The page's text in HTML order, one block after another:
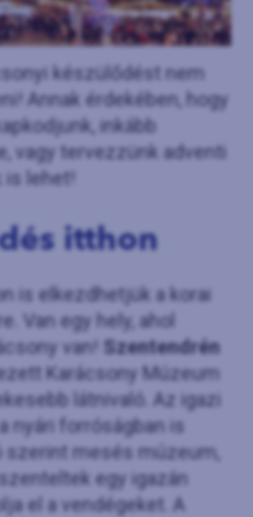
készülődést nem
Annak érdekében, hogy
inkább
vagy tervezzünk adventi
is lehet!
itthon
is elkezdhetjük a korai
Van egy hely, ahol
van! Szentendrén
Karácsony Múzeum
látnivaló. Az igazi
nyári forróságban is
szerint mesés múzeum,
egy igazán
el a vendégeket. A